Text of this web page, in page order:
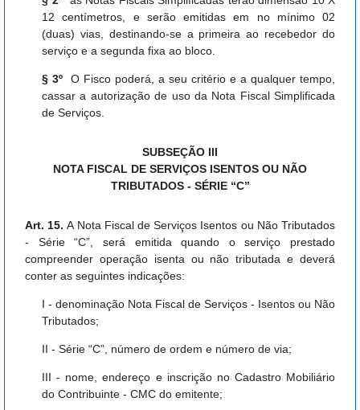
12 centímetros, e serão emitidas em no mínimo 02
(duas) vias, destinando-se a primeira ao recebedor do
serviço e a segunda fixa ao bloco.
§ 3º O Fisco poderá, a seu critério e a qualquer tempo,
cassar a autorização de uso da Nota Fiscal Simplificada
de Serviços.
SUBSEÇÃO III
NOTA FISCAL DE SERVIÇOS ISENTOS OU NÃO
TRIBUTADOS - SÉRIE “C”
Art. 15.A Nota Fiscal de Serviços Isentos ou Não Tributados
- Série “C”, será emitida quando o serviço prestado
compreender operação isenta ou não tributada e deverá
conter as seguintes indicações:
I - denominação Nota Fiscal de Serviços - Isentos ou Não
Tributados;
II - Série “C”, número de ordem e número de via;
III - nome, endereço e inscrição no Cadastro Mobiliário
do Contribuinte - CMC do emitente;